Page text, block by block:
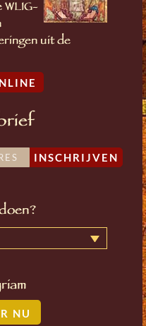
WLIG-
uit de
INSCHRIJVEN
NU